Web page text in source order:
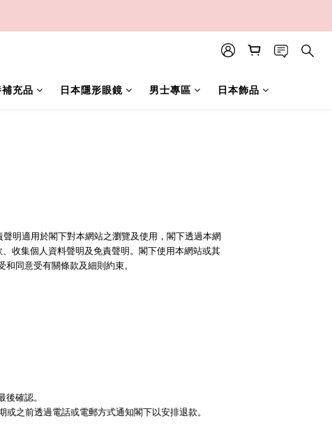
充品 日本隱形眼鏡 男士專區 日本飾品
明適用於閣下對本網站之瀏覽及使用，閣下透過本網
收集個人資料聲明及免責聲明。閣下使用本網站或其
同意受有關條款及細則約束。
確認。
之前透過電話或電郵方式通知閣下以安排退款。